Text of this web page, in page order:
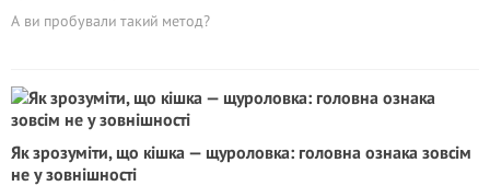
А ви пробували такий метод?
Як зрозуміти, що кішка — щуроловка: головна ознака зовсім
не у зовнішності